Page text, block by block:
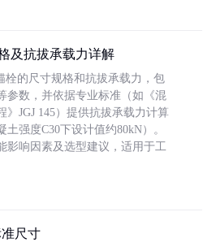
及抗拔承载力详解
栓的尺寸规格和抗拔承载力，包
参数，并依据专业标准（如《混
》JGJ 145）提供抗拔承载力计算
强度C30下设计值约80kN）。
影响因素及选型建议，适用于工
尺寸